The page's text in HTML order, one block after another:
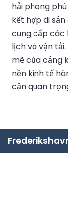
hải phong
kết hợp di
cung cấp các
lịch và vận
mẽ của cảng
nền kinh tế
cận quan